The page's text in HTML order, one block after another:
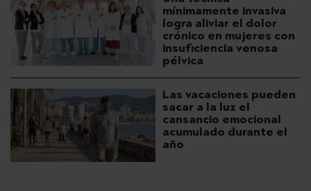
mínimamente invasiva
logra aliviar el dolor
crónico en mujeres con
insuficiencia venosa
pélvica
Las vacaciones pueden
sacar a la luz el
cansancio emocional
acumulado durante el
año